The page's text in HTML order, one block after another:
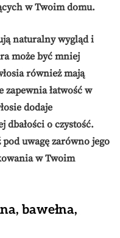
w Twoim domu.
naturalny wygląd i
może być mniej
również mają
łatwość w
dodaje
dbałości o czystość.
uwagę zarówno jego
w Twoim
bawełna,